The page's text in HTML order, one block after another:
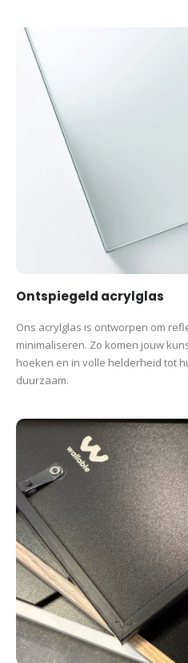
Ontspiegeld acrylglas
Ons acrylglas is ontworpen om
minimaliseren. Zo komen jouw
hoeken en in volle helderheid tot
duurzaam.